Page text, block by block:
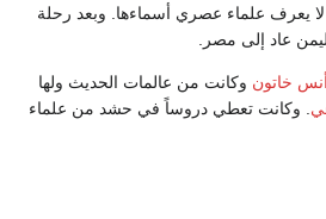
يعرف علماء عصري أسماءها. وبعد رحلة
عاد إلى مصر.
أنس خاتون وكانت من عالمات الحديث ولها
. وكانت تعطي دروساً في حشد من علماء